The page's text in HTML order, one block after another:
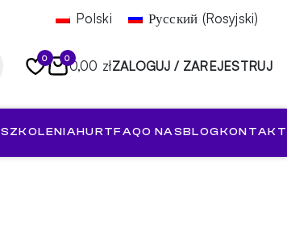
Polski Русский (Rosyjski)
0 00,00 złZALOGUJ / ZAREJESTRUJ
SZKOLENIAHURTFAQO NASBLOGKONTAKT